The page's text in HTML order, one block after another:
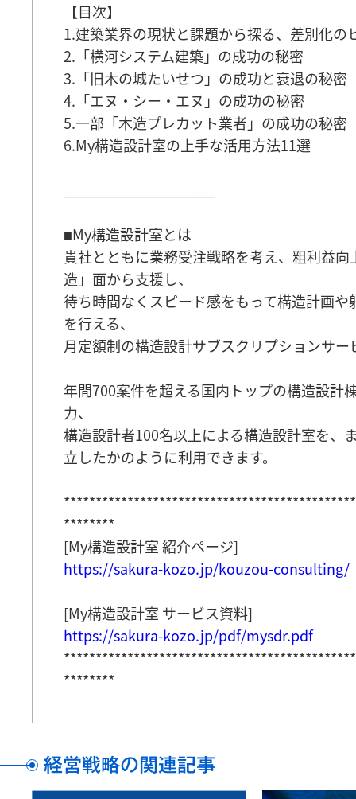
【目次】
1.建築業界の現状と課題から探る、差別化の
2.「横河システム建築」の成功の秘密
3.「旧木の城たいせつ」の成功と衰退の秘密
4.「エヌ・シー・エヌ」の成功の秘密
5.一部「木造プレカット業者」の成功の秘密
6.My構造設計室の上手な活用方法11選
■My構造設計室とは
貴社とともに業務受注戦略を考え、粗利益向
造」面から支援し、
待ち時間なくスピード感をもって構造計画や
を行える、
月定額制の構造設計サブスクリプションサー
年間700案件を超える国内トップの構造設計
力、
構造設計者100名以上による構造設計室を、
立したかのように利用できます。
********
[My構造設計室 紹介ページ]
https://sakura-kozo.jp/kouzou-consulting/
[My構造設計室 サービス資料]
https://sakura-kozo.jp/pdf/mysdr.pdf
********
経営戦略の関連記事